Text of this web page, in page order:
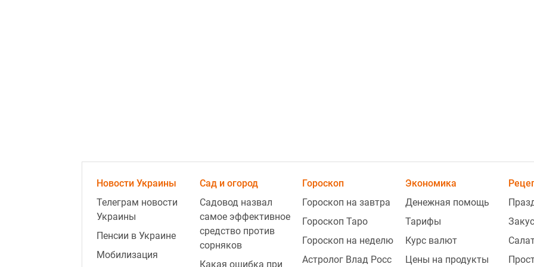
Новости Украины
Телеграм новости
Украины
Пенсии в Украине
Мобилизация
Сад и огород
Садовод назвал
самое эффективное
средство против
сорняков
Какая ошибка при
Гороскоп
Гороскоп на завтра
Гороскоп Таро
Гороскоп на неделю
Астролог Влад Росс
Экономика
Денежная помощь
Тарифы
Курс валют
Цены на продукты